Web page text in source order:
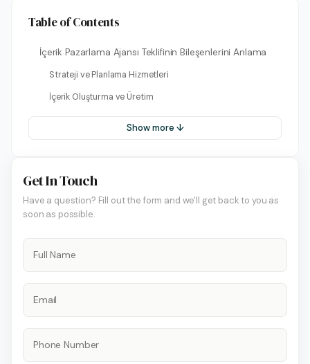
Table of Contents
İçerik Pazarlama Ajansı Teklifinin Bileşenlerini Anlama
Strateji ve Planlama Hizmetleri
İçerik Oluşturma ve Üretim
Show more ↓
Get In Touch
Have a question? Fill out the form and we'll get back to you as
soon as possible.